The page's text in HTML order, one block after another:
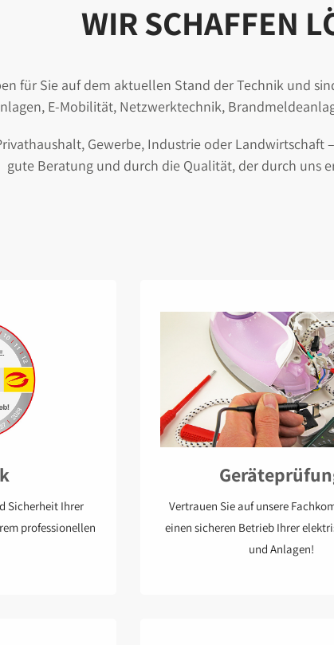
WIR SCHAFFEN
für Sie auf dem aktuellen Stand der Technik und
E-Mobilität, Netzwerktechnik,
Gewerbe, Industrie oder Landwirtschaft
gute Beratung und durch die Qualität, der durch uns
Sicherheit Ihrer
professionellen
Vertrauen Sie auf unsere
einen sicheren Betrieb Ihrer
und Anlagen!